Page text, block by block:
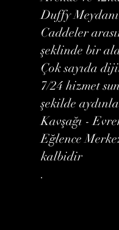
Duffy
Caddeler
şeklinde bir
Çok sayıda
7/24 hizmet
şekilde
Kavşağı -
Eğlence
kalbidir
.